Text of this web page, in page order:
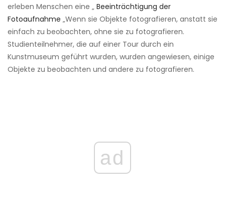
erleben Menschen eine „ Beeinträchtigung der
Fotoaufnahme „Wenn sie Objekte fotografieren, anstatt sie
einfach zu beobachten, ohne sie zu fotografieren.
Studienteilnehmer, die auf einer Tour durch ein
Kunstmuseum geführt wurden, wurden angewiesen, einige
Objekte zu beobachten und andere zu fotografieren.
ad